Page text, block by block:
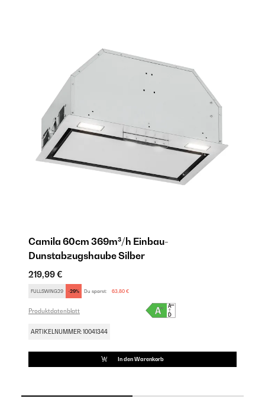
Camila 60cm 369m³/h Einbau-
Dunstabzugshaube Silber
219,99 €
FULLSWING29 -29% Du sparst: 63,80 €
Produktdatenblatt
ARTIKELNUMMER: 10041344
In den Warenkorb